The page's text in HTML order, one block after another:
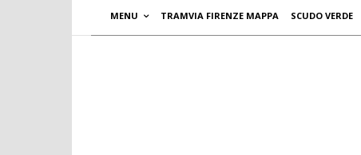
MENU TRAMVIA FIRENZE MAPPA SCUDO VERDE